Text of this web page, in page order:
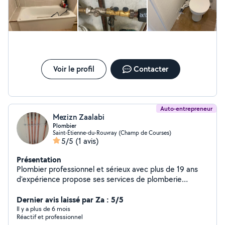
Voir le profil Contacter
Auto-entrepreneur
Mezizn Zaalabi
Plombier
Saint-Étienne-du-Rouvray (Champ de Courses)
5/5 (1 avis)
Présentation
Plombier professionnel et sérieux avec plus de 19 ans
d'expérience propose ses services de plomberie
pour tout type de demande dans le domaine de la
plomberie/chauffage. -salle de bain complète -
remplacement et installations sanitaires -remplacement
Dernier avis laissé par Za : 5/5
Il y a plus de 6 mois
Réactif et professionnel